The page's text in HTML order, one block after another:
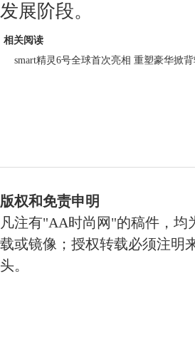
发展阶段。
相关阅读
smart精灵6号全球首次亮相 重塑豪华掀
版权和免责申明
凡注有"AA时尚网"的稿件，
载或镜像；授权转载必须注明
头。